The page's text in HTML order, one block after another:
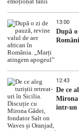
13:00
După
12:43
De ce
Mirona
intr-un